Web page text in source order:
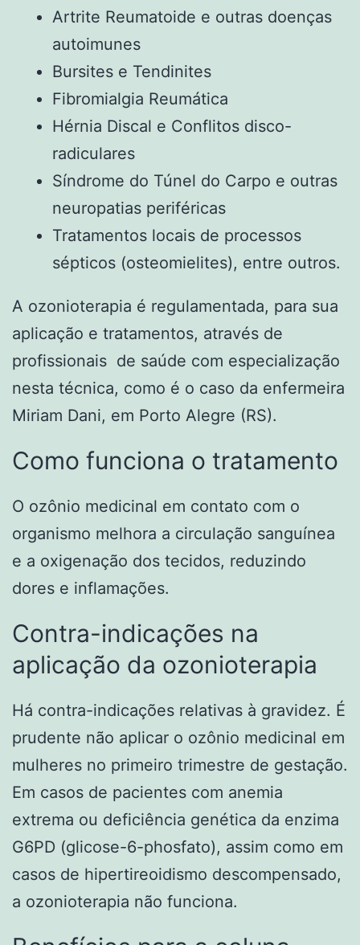
Artrite Reumatoide e outras doenças
autoimunes
Bursites e Tendinites
Fibromialgia Reumática
Hérnia Discal e Conflitos disco-
radiculares
Síndrome do Túnel do Carpo e outras
neuropatias periféricas
Tratamentos locais de processos
sépticos (osteomielites), entre outros.
A ozonioterapia é regulamentada, para sua
aplicação e tratamentos, através de
profissionais de saúde com especialização
nesta técnica, como é o caso da enfermeira
Miriam Dani, em Porto Alegre (RS).
Como funciona o tratamento
O ozônio medicinal em contato com o
organismo melhora a circulação sanguínea
e a oxigenação dos tecidos, reduzindo
dores e inflamações.
Contra-indicações na
aplicação da ozonioterapia
Há contra-indicações relativas à gravidez. É
prudente não aplicar o ozônio medicinal em
mulheres no primeiro trimestre de gestação.
Em casos de pacientes com anemia
extrema ou deficiência genética da enzima
G6PD (glicose-6-phosfato), assim como em
casos de hipertireoidismo descompensado,
a ozonioterapia não funciona.